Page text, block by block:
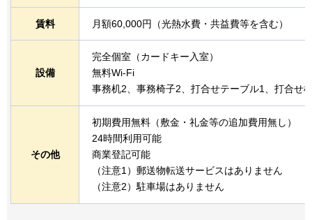
賃料 月額60,000円（光熱水費・共益費等を含む）
設備
完全個室（カードキー入室）
無料Wi-Fi
事務机2、事務椅子2、打合せテーブル1、打合せ
その他
初期費用無料（敷金・礼金等の追加費用無し）
24時間利用可能
商業登記可能
（注意1）郵送物転送サービスはありません
（注意2）駐車場はありません